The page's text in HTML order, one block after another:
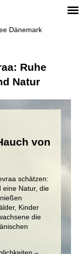
Dänemark
Ruhe
Natur
von
schätzen:
eine Natur, die
Kinder
die